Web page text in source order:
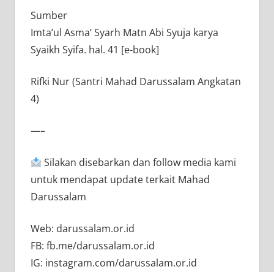
Sumber
Imta’ul Asma’ Syarh Matn Abi Syuja karya
Syaikh Syifa. hal. 41 [e-book]
Rifki Nur (Santri Mahad Darussalam Angkatan
4)
—–
Silakan disebarkan dan follow media kami
untuk mendapat update terkait Mahad
Darussalam
Web: darussalam.or.id
FB: fb.me/darussalam.or.id
IG: instagram.com/darussalam.or.id